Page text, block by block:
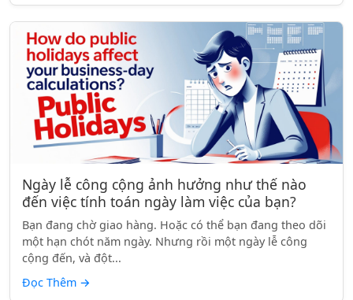
Ngày lễ công cộng ảnh hưởng như thế nào
đến việc tính toán ngày làm việc của bạn?
Bạn đang chờ giao hàng. Hoặc có thể bạn đang theo dõi
một hạn chót năm ngày. Nhưng rồi một ngày lễ công
cộng đến, và đột...
Đọc Thêm →